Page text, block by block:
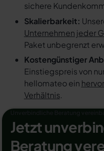
sichere
Skalierbarkeit:
Unternehmen jeder
Paket unbegrenzt
Kostengünstiger
Einstiegspreis von
hellomateo ein
Verhältnis.
Jetzt
Beratung